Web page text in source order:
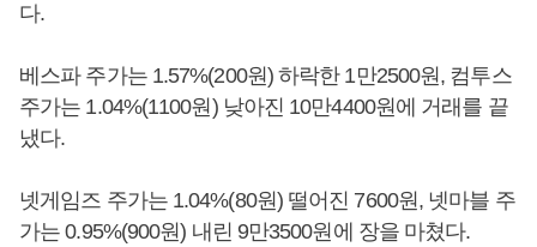
다.
베스파 주가는 1.57%(200원) 하락한 1만2500원, 컴투스
주가는 1.04%(1100원) 낮아진 10만4400원에 거래를 끝
냈다.
넷게임즈 주가는 1.04%(80원) 떨어진 7600원, 넷마블 주
가는 0.95%(900원) 내린 9만3500원에 장을 마쳤다.